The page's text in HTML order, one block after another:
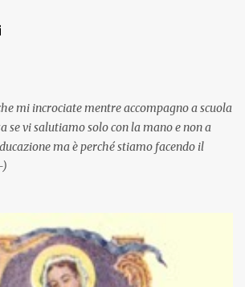
mi incrociate mentre accompagno a scuola
se vi salutiamo solo con la mano e non a
ma è perché stiamo facendo il
)